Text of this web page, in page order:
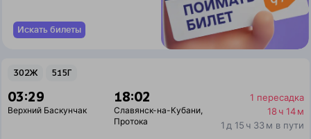
Искать билеты
302Ж 515Г
03:29
Верхний Баскунчак
18:02
Славянск-на-Кубани,
Протока
1 пересадка
18 ч 14 м
1 д 15 ч 33 м в пути